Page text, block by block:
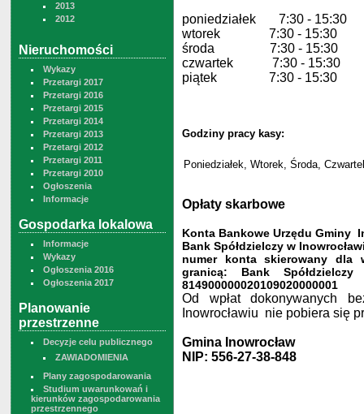
2013
2012
Nieruchomości
Wykazy
Przetargi 2017
Przetargi 2016
Przetargi 2015
Przetargi 2014
Przetargi 2013
Przetargi 2012
Przetargi 2011
Przetargi 2010
Ogłoszenia
Informacje
Gospodarka lokalowa
Informacje
Wykazy
Ogłoszenia 2016
Ogłoszenia 2017
Planowanie
przestrzenne
Decyzje celu publicznego
ZAWIADOMIENIA
Plany zagospodarowania
Studium uwarunkowań i
kierunków zagospodarowania
przestrzennego
poniedziałek 7:30 - 15:30
wtorek 7:30 - 15:30
środa 7:30 - 15:30
czwartek 7:30 - 15:30
piątek 7:30 - 15:30
Godziny pracy kasy:
Poniedziałek, Wtorek, Środa,
Opłaty skarbowe
Konta Bankowe Urzędu Gminy
Bank Spółdzielczy w
numer konta skierowany dla
granicą: Bank Spółdzielczy
814900000020109020000001
Od wpłat dokonywanych
Inowrocławiu nie pobiera się
Gmina Inowrocław
NIP: 556-27-38-848